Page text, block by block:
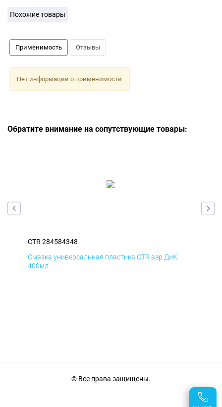
Похожие товары
Применимость Отзывы
Нет информации о применимости
Обратите внимание на сопутствующие товары:
CTR 284584348
Смазка универсальная пластика CTR аэр ДиК
400мл
© Все права защищены.